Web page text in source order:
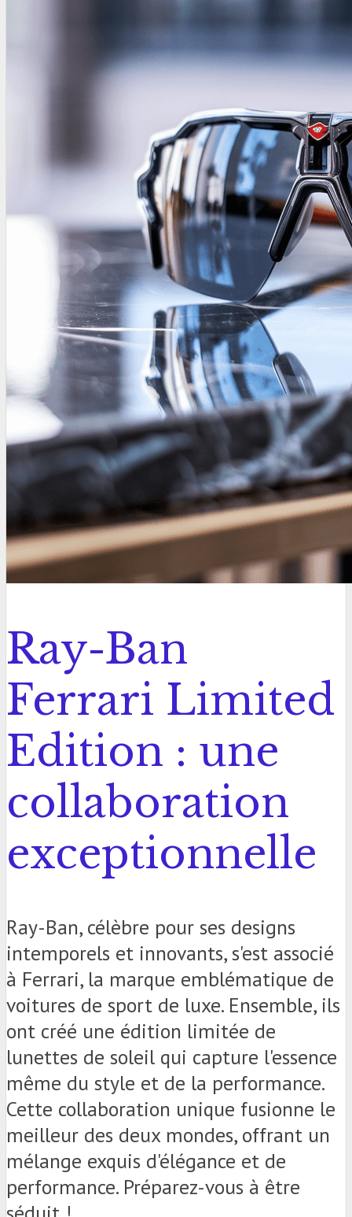
Ray-Ban
Ferrari Limited
Edition : une
collaboration
exceptionnelle
Ray-Ban, célèbre pour ses designs
intemporels et innovants, s'est associé
à Ferrari, la marque emblématique de
voitures de sport de luxe. Ensemble, ils
ont créé une édition limitée de
lunettes de soleil qui capture l'essence
même du style et de la performance.
Cette collaboration unique fusionne le
meilleur des deux mondes, offrant un
mélange exquis d'élégance et de
performance. Préparez-vous à être